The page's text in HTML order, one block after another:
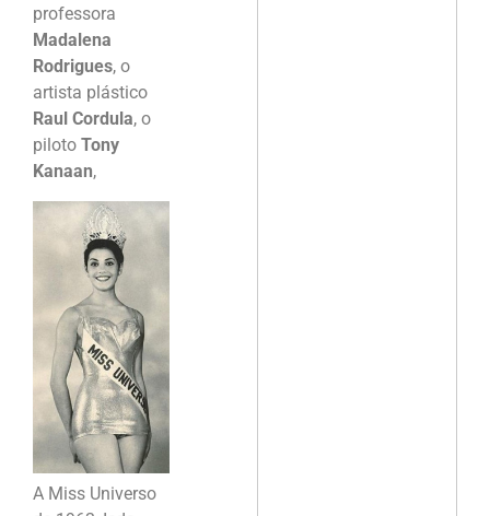
professora
Madalena
Rodrigues, o
artista plástico
Raul Cordula, o
piloto Tony
Kanaan,
A Miss Universo